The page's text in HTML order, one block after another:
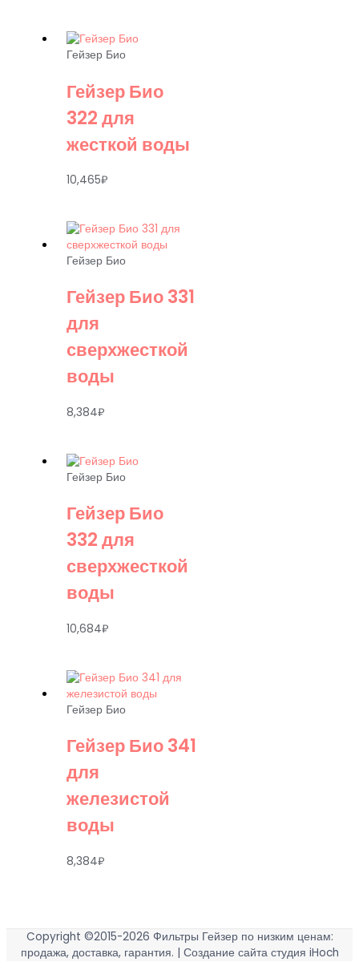
Гейзер Био
Гейзер Био
322 для
жесткой воды
10,465₽
Гейзер Био
Гейзер Био 331
для
сверхжесткой
воды
8,384₽
Гейзер Био
Гейзер Био
332 для
сверхжесткой
воды
10,684₽
Гейзер Био
Гейзер Био 341
для
железистой
воды
8,384₽
Copyright ©2015-2026 Фильтры Гейзер по низким ценам:
продажа, доставка, гарантия. | Создание сайта студия iHoch